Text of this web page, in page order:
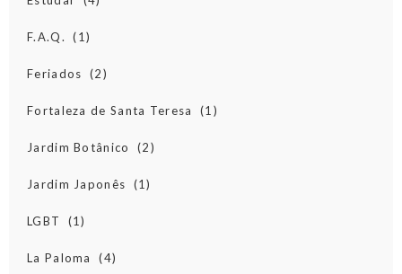
F.A.Q. (1)
Feriados (2)
Fortaleza de Santa Teresa (1)
Jardim Botânico (2)
Jardim Japonês (1)
LGBT (1)
La Paloma (4)